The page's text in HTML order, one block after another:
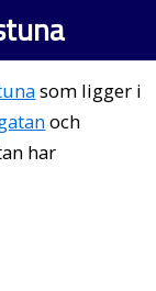
som ligger i
och
har